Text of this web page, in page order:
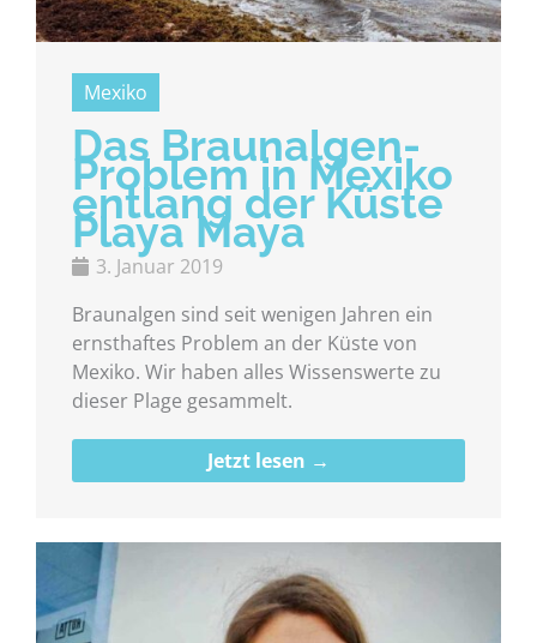
Mexiko
Das Braunalgen-
Problem in Mexiko
entlang der Küste
Playa Maya
3. Januar 2019
Braunalgen sind seit wenigen Jahren ein
ernsthaftes Problem an der Küste von
Mexiko. Wir haben alles Wissenswerte zu
dieser Plage gesammelt.
Jetzt lesen →